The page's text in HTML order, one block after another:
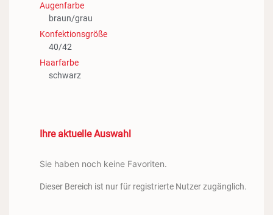
Augenfarbe
braun/grau
Konfektionsgröße
40/42
Haarfarbe
schwarz
Ihre aktuelle Auswahl
Sie haben noch keine Favoriten.
Dieser Bereich ist nur für registrierte Nutzer zugänglich.